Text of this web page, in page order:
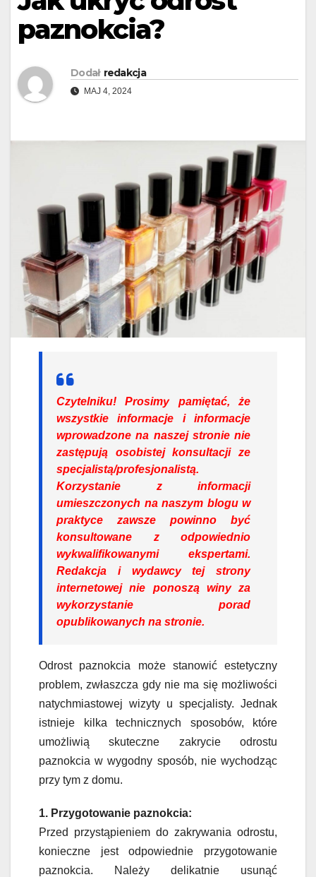
paznokcia?
Dodał redakcja
MAJ 4, 2024
Czytelniku! Prosimy pamiętać, że
wszystkie informacje i informacje
wprowadzone na naszej stronie nie
zastępują osobistej konsultacji ze
specjalistą/profesjonalistą.
Korzystanie z informacji
umieszczonych na naszym blogu w
praktyce zawsze powinno być
konsultowane z odpowiednio
wykwalifikowanymi ekspertami.
Redakcja i wydawcy tej strony
internetowej nie ponoszą winy za
wykorzystanie porad
opublikowanych na stronie.
Odrost paznokcia może stanowić estetyczny
problem, zwłaszcza gdy nie ma się możliwości
natychmiastowej wizyty u specjalisty. Jednak
istnieje kilka technicznych sposobów, które
umożliwią skuteczne zakrycie odrostu
paznokcia w wygodny sposób, nie wychodząc
przy tym z domu.
1. Przygotowanie paznokcia:
Przed przystąpieniem do zakrywania odrostu,
konieczne jest odpowiednie przygotowanie
paznokcia. Należy delikatnie usunąć